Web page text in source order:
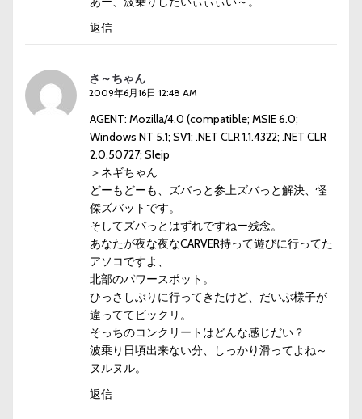
返信
さ～ちゃん
2009年6月16日 12:48 AM
AGENT: Mozilla/4.0 (compatible; MSIE 6.0;
Windows NT 5.1; SV1; .NET CLR 1.1.4322; .NET CLR
2.0.50727; Sleip
＞ネギちゃん
どーもどーも、ズバっと参上ズバっと解決、怪
傑ズバットです。
そしてズバっとはずれですねー残念。
あなたが夜な夜なCARVER持って遊びに行ってた
アソコですよ、
北部のパワースポット。
ひっさしぶりに行ってきたけど、だいぶ様子が
違っててビックリ。
そっちのコンクリートはどんな感じだい？
波乗り日頃出来ない分、しっかり滑ってよね～
ヌルヌル。
返信